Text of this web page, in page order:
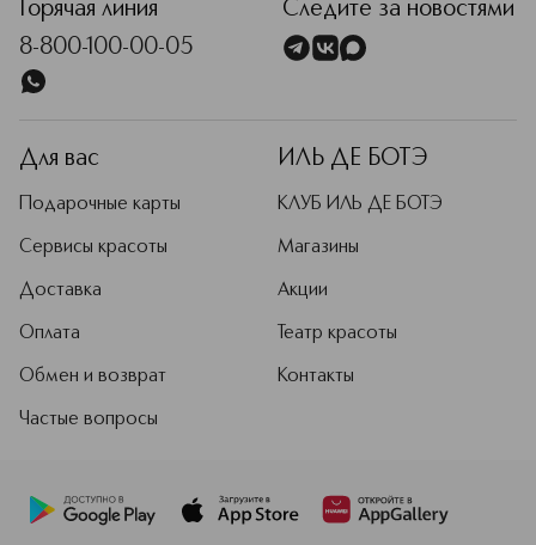
Горячая линия
8-800-100-00-05
Следите за новостями
Для вас
Подарочные карты
Сервисы красоты
Доставка
Оплата
Обмен и возврат
Частые вопросы
ИЛЬ ДЕ БОТЭ
КЛУБ ИЛЬ ДЕ БОТЭ
Магазины
Акции
Театр красоты
Контакты